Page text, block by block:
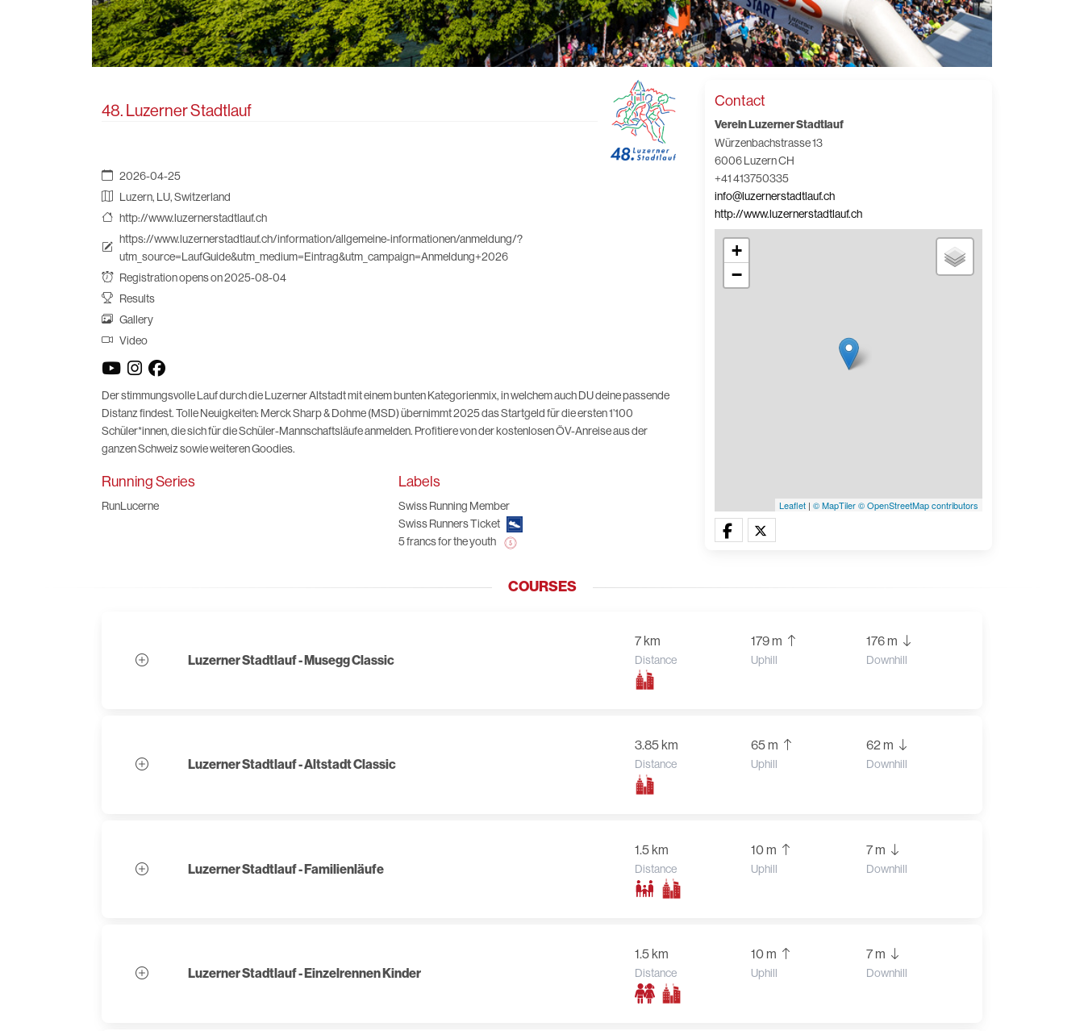
48. Luzerner Stadtlauf
2026-04-25
Luzern, LU, Switzerland
http://www.luzernerstadtlauf.ch
https://www.luzernerstadtlauf.ch/information/allgemeine-informationen/anmeldung/?
utm_source=LaufGuide&utm_medium=Eintrag&utm_campaign=Anmeldung+2026
Registration opens on 2025-08-04
Results
Gallery
Video
Der stimmungsvolle Lauf durch die Luzerner Altstadt mit einem bunten Kategorienmix, in welchem auch DU deine passende
Distanz findest. Tolle Neuigkeiten: Merck Sharp & Dohme (MSD) übernimmt 2025 das Startgeld für die ersten 1’100
Schüler*innen, die sich für die Schüler-Mannschaftsläufe anmelden. Profitiere von der kostenlosen ÖV-Anreise aus der
ganzen Schweiz sowie weiteren Goodies.
Running Series
RunLucerne
Labels
Swiss Running Member
Swiss Runners Ticket
5 francs for the youth
Contact
Verein Luzerner Stadtlauf
Würzenbachstrasse 13
6006 Luzern CH
+41 413750335
info@luzernerstadtlauf.ch
http://www.luzernerstadtlauf.ch
+
−
Leaflet | © MapTiler© OpenStreetMap contributors
COURSES
Luzerner Stadtlauf - Musegg Classic
7 km
Distance
179 m
Uphill
176 m
Downhill
Luzerner Stadtlauf - Altstadt Classic
3.85 km
Distance
65 m
Uphill
62 m
Downhill
Luzerner Stadtlauf - Familienläufe
1.5 km
Distance
10 m
Uphill
7 m
Downhill
Luzerner Stadtlauf - Einzelrennen Kinder
1.5 km
Distance
10 m
Uphill
7 m
Downhill